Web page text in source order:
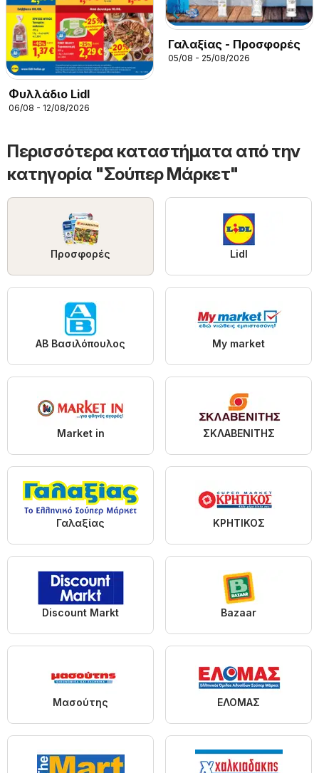
Φυλλάδιο Lidl
06/08 - 12/08/2026
Γαλαξίας - Προσφορές
05/08 - 25/08/2026
Περισσότερα καταστήματα από την
κατηγορία "Σούπερ Μάρκετ"
Προσφορές Lidl
ΑΒ Βασιλόπουλος My market
Market in ΣΚΛΑΒΕΝΙΤΗΣ
Γαλαξίας ΚΡΗΤΙΚΟΣ
Discount Markt Bazaar
Μασούτης ΕΛΟΜΑΣ